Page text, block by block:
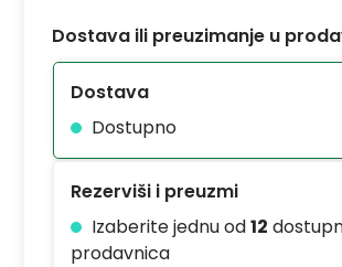
Dostava ili preuzimanje u
Dostava
Dostupno
Rezerviši i preuzmi
Izaberite jednu od12
prodavnica